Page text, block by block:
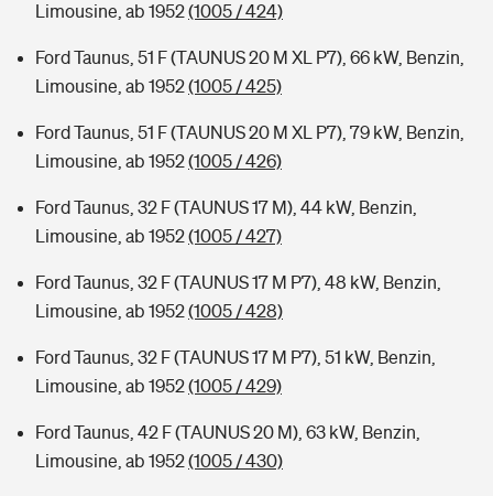
Limousine, ab 1952(1005 / 424)
Ford Taunus, 51 F (TAUNUS 20 M XL P7), 66 kW, Benzin,
Limousine, ab 1952(1005 / 425)
Ford Taunus, 51 F (TAUNUS 20 M XL P7), 79 kW, Benzin,
Limousine, ab 1952(1005 / 426)
Ford Taunus, 32 F (TAUNUS 17 M), 44 kW, Benzin,
Limousine, ab 1952(1005 / 427)
Ford Taunus, 32 F (TAUNUS 17 M P7), 48 kW, Benzin,
Limousine, ab 1952(1005 / 428)
Ford Taunus, 32 F (TAUNUS 17 M P7), 51 kW, Benzin,
Limousine, ab 1952(1005 / 429)
Ford Taunus, 42 F (TAUNUS 20 M), 63 kW, Benzin,
Limousine, ab 1952(1005 / 430)